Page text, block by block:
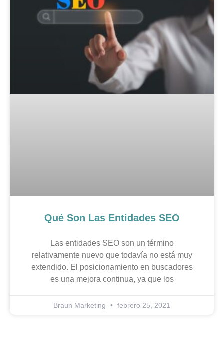
Qué Son Las Entidades SEO
Las entidades SEO son un término
relativamente nuevo que todavía no está muy
extendido. El posicionamiento en buscadores
es una mejora continua, ya que los
Braun Marketing febrero 25, 2021